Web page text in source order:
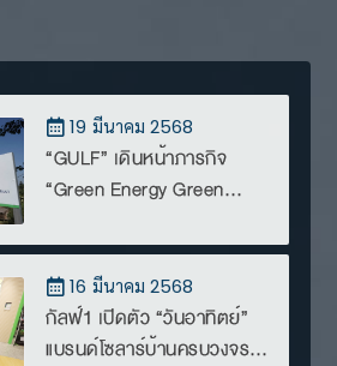
19 มีนาคม 2568
“GULF” เดินหน้าภารกิจ
“Green Energy Green
เนื่องเป็นที่ 2 ปักหมุดพื้นที่แรก
จ.เชียงใหม่ มุ่งเพิ่มโอกาส
ทางการศึกษา ยกระดับ
คุณภาพชีวิตผู้คนที่ยั่งยืน
16 มีนาคม 2568
กัลฟ์1 เปิดตัว “วันอาทิตย์”
แบรนด์โซลาร์บ้านครบวงจร